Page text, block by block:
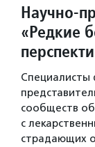
Научно-
«Редкие
Специалисты
сообществ
с
страдающих